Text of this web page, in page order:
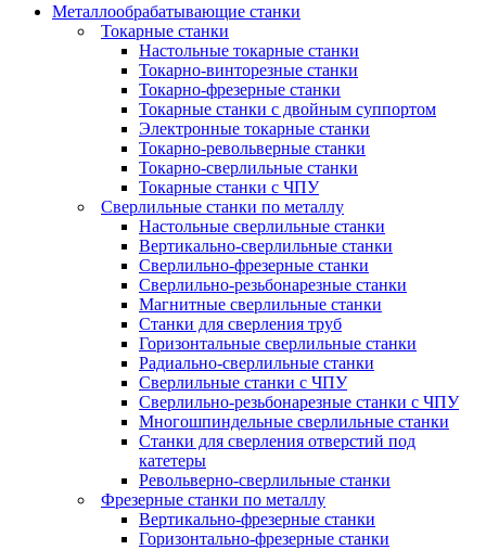
Металлообрабатывающие станки
Токарные станки
Настольные токарные станки
Токарно-винторезные станки
Токарно-фрезерные станки
Токарные станки с двойным суппортом
Электронные токарные станки
Токарно-револьверные станки
Токарно-сверлильные станки
Токарные станки с ЧПУ
Сверлильные станки по металлу
Настольные сверлильные станки
Вертикально-сверлильные станки
Сверлильно-фрезерные станки
Сверлильно-резьбонарезные станки
Магнитные сверлильные станки
Станки для сверления труб
Горизонтальные сверлильные станки
Радиально-сверлильные станки
Сверлильные станки с ЧПУ
Сверлильно-резьбонарезные станки с ЧПУ
Многошпиндельные сверлильные станки
Станки для сверления отверстий под
катетеры
Револьверно-сверлильные станки
Фрезерные станки по металлу
Вертикально-фрезерные станки
Горизонтально-фрезерные станки